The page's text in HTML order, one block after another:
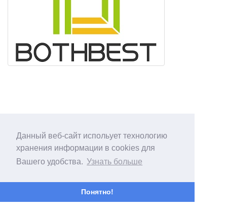
Данный веб-сайт испольует технологию
хранения информации в cookies для
Вашего удобства. Узнать больше
Понятно!